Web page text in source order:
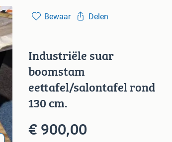
Bewaar Delen
Industriële suar
boomstam
eettafel/salontafel rond
130 cm.
€ 900,00